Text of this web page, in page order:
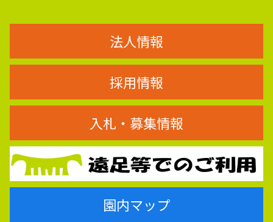
法人情報
採用情報
入札・募集情報
園内マップ